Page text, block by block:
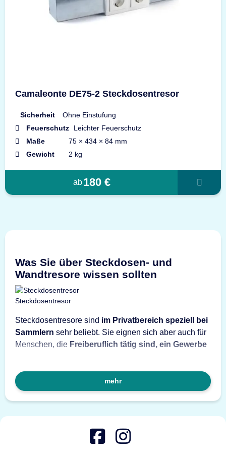
Camaleonte DE75-2 Steckdosentresor
Sicherheit
Ohne Einstufung
Feuerschutz
Leichter Feuerschutz
Maße
75 × 434 × 84 mm
Gewicht
2 kg
ab180 €
Was Sie über Steckdosen- und
Wandtresore wissen sollten
Steckdosentresor
Steckdosentresore sind im Privatbereich speziell bei
Sammlern sehr beliebt. Sie eignen sich aber auch für
Menschen, die Freiberuflich tätig sind, ein Gewerbe
mehr